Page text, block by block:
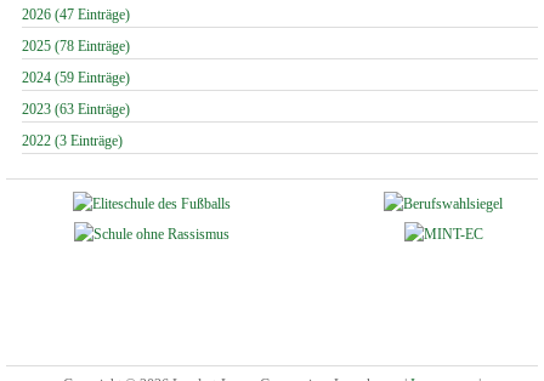
2026 (47 Einträge)
2025 (78 Einträge)
2024 (59 Einträge)
2023 (63 Einträge)
2022 (3 Einträge)